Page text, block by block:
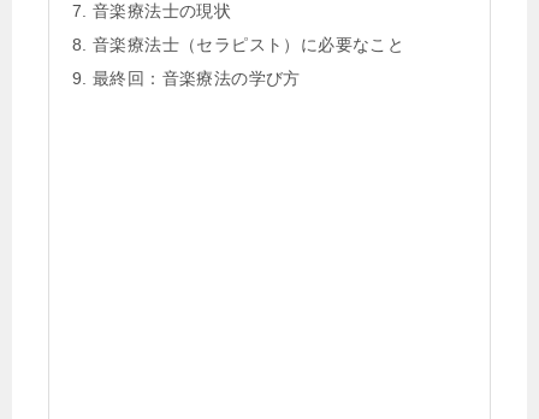
音楽療法士の現状
音楽療法士（セラピスト）に必要なこと
最終回：音楽療法の学び方